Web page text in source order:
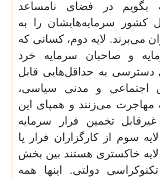
بگویم در فضای نامساعد
کشور سرمایه‌هایشان را به
می‌برند. لایه دوم، کسانی که
و صاحبان سرمایه خرد
دسترسی به حداقل‌هایی قابل
اجتماعی و مدنی سیاسی،
می‌زنند و همپای این
تخمین فرار سرمایه
سوم از کارگزاران فرار یا
خاکستری هستند بین بخش
دولتی. اینها همه